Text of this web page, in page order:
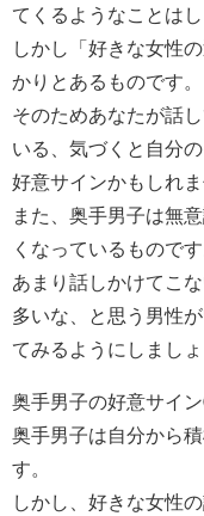
てくるようなことはし
しかし「好きな女性
かりとあるものです。
そのためあなたが話
いる、気づくと自分
好意サインかもしれま
また、奥手男子は無
くなっているものです
あまり話しかけてこ
多いな、と思う男性
てみるようにしましょ
奥手男子の好意サイ
奥手男子は自分から
す。
しかし、好きな女性